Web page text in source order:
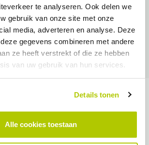
te analyseren. Ook delen we
gebruik van onze site met onze
media, adverteren en analyse. Deze
gegevens combineren met andere
ze heeft verstrekt of die ze hebben
van uw gebruik van hun services.
Details tonen
Alle cookies toestaan
Wanneer je werkzaam bent op
in Leiderdorp maar niet beschikt over een
wij je in de aanvraag. Met een
bied je jouw medewerkers en bezoekers